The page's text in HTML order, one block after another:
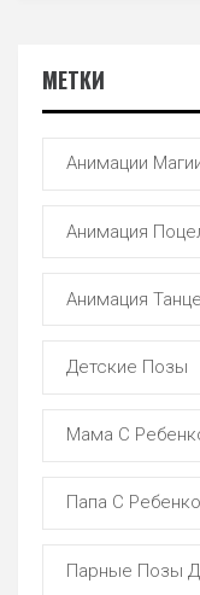
МЕТКИ
Анимации
Анимация
Анимация
Детские Позы
Мама С
Папа С
Парные Позы